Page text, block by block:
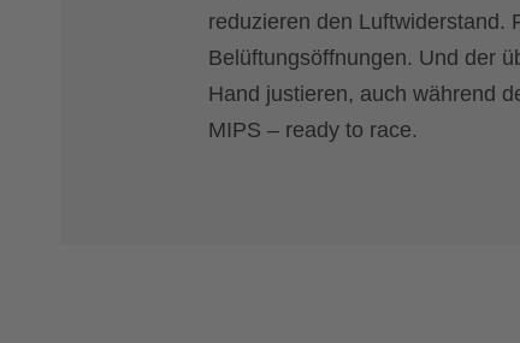
reduzieren den Luftwiderstand.
Belüftungsöffnungen. Und der
Hand justieren, auch während
MIPS – ready to race.